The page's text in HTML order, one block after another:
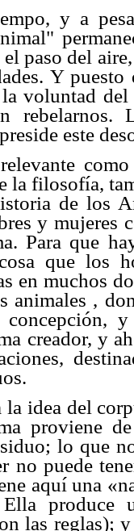
y a
paso del
Y
voluntad del
rebelarnos.
este
la filosofía,
de los
y mujeres
Para que
que los
en muchos
animales ,
concepción,
creador, y
idea del
proviene
lo que
no puede
aquí una
produce
las reglas);